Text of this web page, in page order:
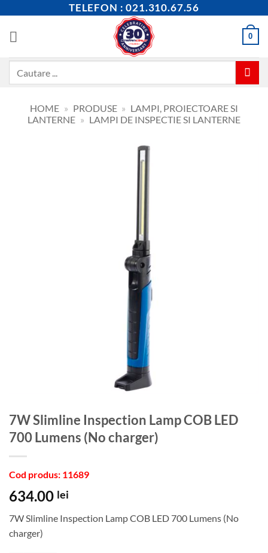
content
TELEFON : 021.310.67.56
0
HOME » PRODUSE » LAMPI, PROIECTOARE SI
LANTERNE » LAMPI DE INSPECTIE SI LANTERNE
7W Slimline Inspection Lamp COB LED
700 Lumens (No charger)
Cod produs: 11689
634.00 lei
7W Slimline Inspection Lamp COB LED 700 Lumens (No
charger)